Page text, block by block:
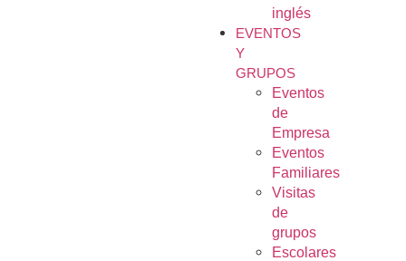
inglés
EVENTOS
Y
GRUPOS
Eventos
de
Empresa
Eventos
Familiares
Visitas
de
grupos
Escolares